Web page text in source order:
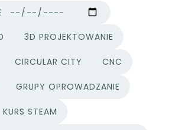
3D PROJEKTOWANIE
CIRCULAR CITY CNC
GRUPY OPROWADZANIE
KURS STEAM